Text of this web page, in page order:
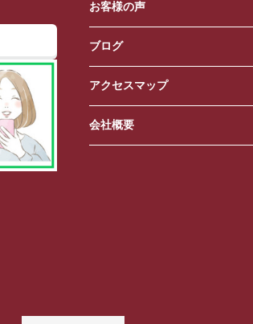
お客様の声
ブログ
アクセスマップ
会社概要